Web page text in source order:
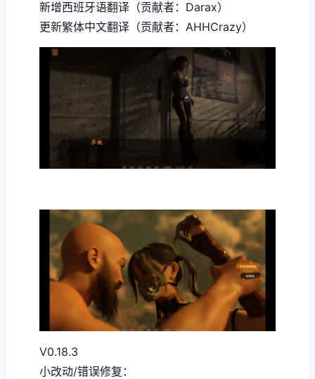
新增西班牙语翻译（贡献者：Darax）
更新繁体中文翻译（贡献者：AHHCrazy）
V0.18.3
小改动/错误修复：